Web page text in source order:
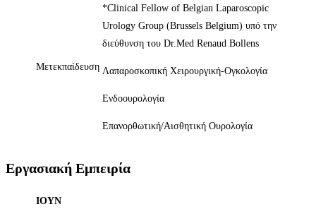
Μετεκπαίδευση
*Clinical Fellow of Belgian Laparoscopic
Urology Group (Brussels Belgium) υπό την
διεύθυνση του Dr.Med Renaud Bollens
Λαπαροσκοπική Χειρουργική-Ογκολογία
Ενδοουρολογία
Επανορθωτική/Αισθητική Ουρολογία
Εργασιακή Εμπειρία
ΙΟΥΝ